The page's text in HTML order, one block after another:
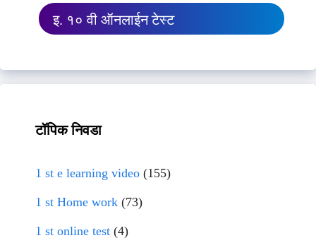
इ. १० वी ऑनलाईन टेस्ट
टॉपिक निवडा
1 st e learning video (155)
1 st Home work (73)
1 st online test (4)